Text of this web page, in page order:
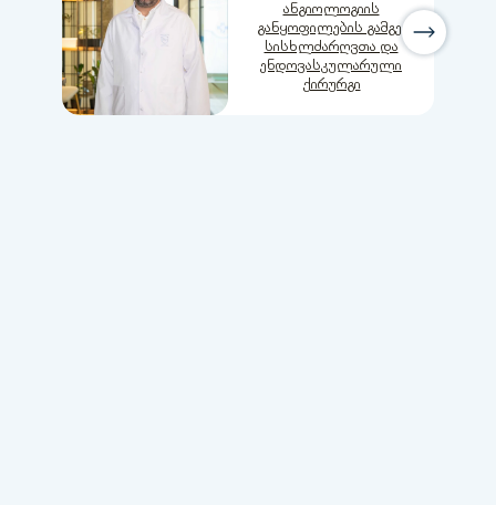
ანგიოლოგიის
განყოფილების გამგე,
სისხლძარღვთა და
ენდოვასკულარული
ქირურგი